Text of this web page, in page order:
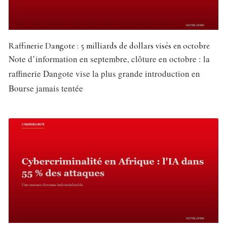
Raffinerie Dangote : 5 milliards de dollars visés en octobre
Note d’information en septembre, clôture en octobre : la
raffinerie Dangote vise la plus grande introduction en
Bourse jamais tentée